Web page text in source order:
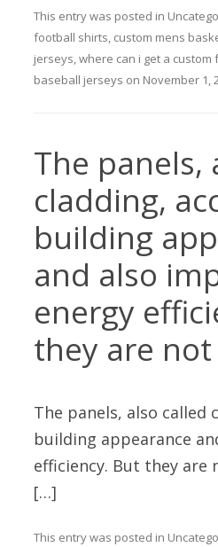
This entry was posted in
football shirts, custom mens
jerseys,where can i get a
baseball jerseys on November 1,
The panels,
cladding,
building
and also
energy
they are not
The panels, also called
building appearance
efficiency. But they
[…]
This entry was posted in